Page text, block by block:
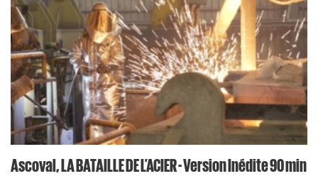
Ascoval, LA BATAILLE DE L’ACIER - Version Inédite 90 min